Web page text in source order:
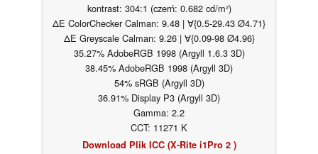
kontrast: 304:1 (czerń: 0.682 cd/m²)
ΔE ColorChecker Calman: 9.48 | ∀{0.5-29.43 Ø4.71}
ΔE Greyscale Calman: 9.26 | ∀{0.09-98 Ø4.96}
35.27% AdobeRGB 1998 (Argyll 1.6.3 3D)
38.45% AdobeRGB 1998 (Argyll 3D)
54% sRGB (Argyll 3D)
36.91% Display P3 (Argyll 3D)
Gamma: 2.2
CCT: 11271 K
Download Plik ICC (X-Rite i1Pro 2 )